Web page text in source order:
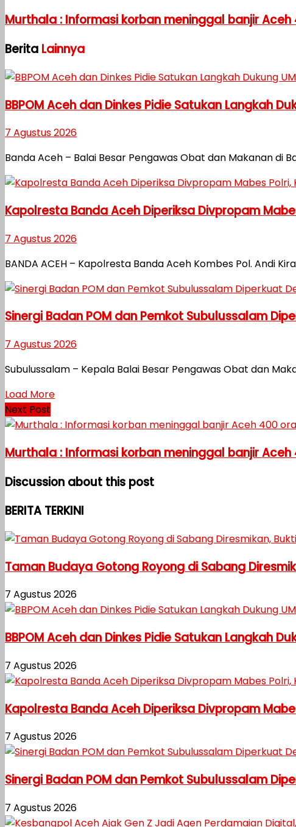
Murthala : Informasi korban meninggal banjir
Berita Lainnya
BBPOM Aceh dan Dinkes Pidie Satukan Langkah
7 Agustus 2026
Banda Aceh – Balai Besar Pengawas Obat dan Makanan di
Kapolresta Banda Aceh Diperiksa Divpropam
7 Agustus 2026
BANDA ACEH – Kapolresta Banda Aceh Kombes Pol. Andi
Sinergi Badan POM dan Pemkot Subulussalam
7 Agustus 2026
Subulussalam – Kepala Balai Besar Pengawas Obat dan
Load More
Next Post
Murthala : Informasi korban meninggal banjir
Discussion about this post
BERITA TERKINI
Taman Budaya Gotong Royong di Sabang
7 Agustus 2026
BBPOM Aceh dan Dinkes Pidie Satukan Langkah
7 Agustus 2026
Kapolresta Banda Aceh Diperiksa Divpropam
7 Agustus 2026
Sinergi Badan POM dan Pemkot Subulussalam
7 Agustus 2026